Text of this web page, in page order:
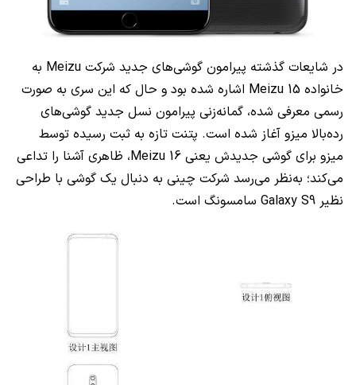
در شایعات گذشته پیرامون گوشی‌های جدید شرکت Meizu به
خانواده Meizu 15 اشاره شده بود و حال که این سری به صورت
رسمی معرفی شده، گمانه‌زنی پیرامون نسل جدید گوشی‌های
رده‌بالا میزو آغاز شده است. پتنت تازه به ثبت رسیده توسط
میزو برای گوشی جدیدش یعنی Meizu 16، ظاهری آشنا را تداعی
می‌کند؛ به‌نظر می‌رسد شرکت چینی به دنبال یک گوشی با طراحی
نظیر Galaxy S9 سامسونگ است.